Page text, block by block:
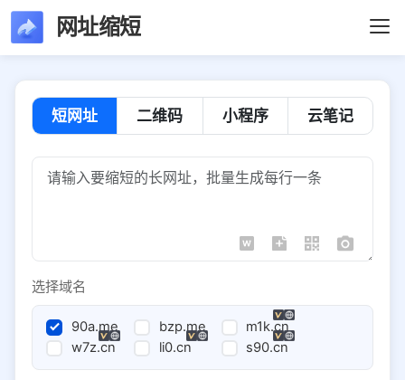
网址缩短
短网址 二维码 小程序 云笔记
选择域名
90a.me bzp.me
m1k.cn
w7z.cn
li0.cn s90.cn